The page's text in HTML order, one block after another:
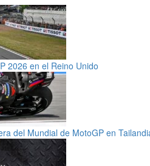
2026 en el Reino Unido
del Mundial de MotoGP en